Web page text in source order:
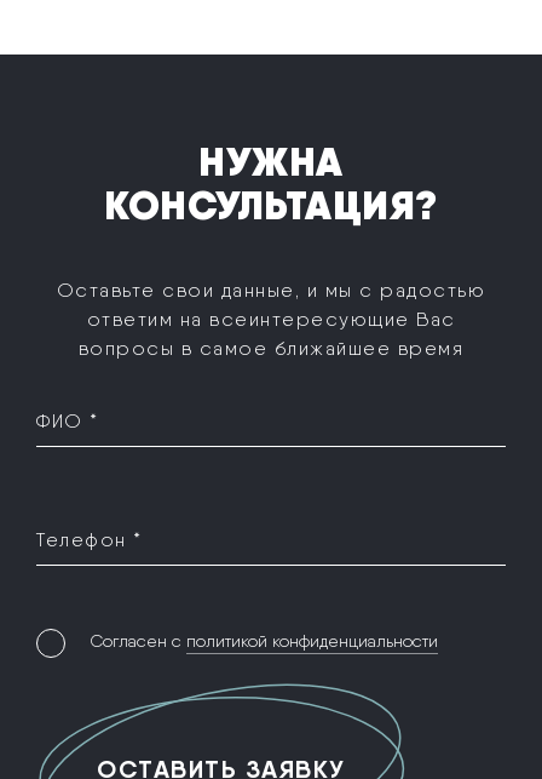
НУЖНА
КОНСУЛЬТАЦИЯ?
Оставьте свои данные, и мы с радостью
ответим на все интересующие Вас
вопросы в самое ближайшее время
ФИО *
Телефон *
Согласен с политикой конфиденциальности